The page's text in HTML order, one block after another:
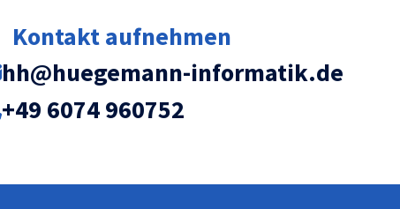
Kontakt aufnehmen
hh@huegemann-informatik.de
+49 6074 960752